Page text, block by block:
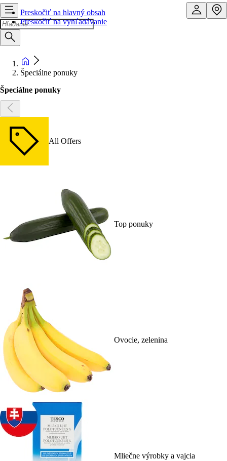
Preskočiť na hlavný obsah
Preskočiť na vyhľadávanie
Špeciálne ponuky
Špeciálne ponuky
All Offers
Top ponuky
Ovocie, zelenina
Mliečne výrobky a vajcia